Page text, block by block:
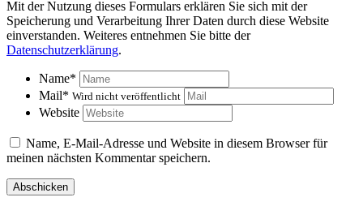
Mit der Nutzung dieses Formulars erklären Sie sich mit der
Speicherung und Verarbeitung Ihrer Daten durch diese Website
einverstanden. Weiteres entnehmen Sie bitte der
Datenschutzerklärung.
Name*
Mail* Wird nicht veröffentlicht
Website
Name, E-Mail-Adresse und Website in diesem Browser für
meinen nächsten Kommentar speichern.